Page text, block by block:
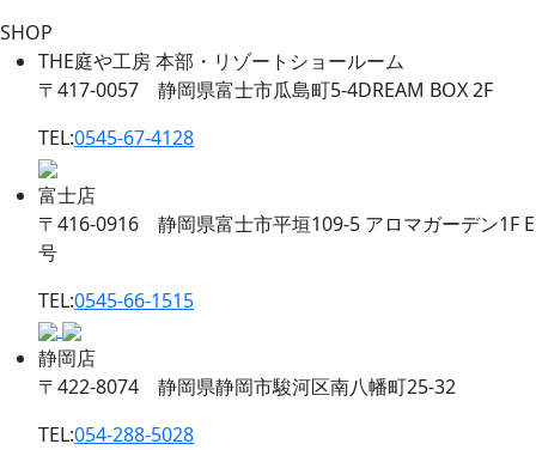
SHOP
THE庭や工房 本部・リゾートショールーム
〒417-0057 静岡県富士市瓜島町5-4DREAM BOX 2F
TEL:0545-67-4128
富士店
〒416-0916 静岡県富士市平垣109-5 アロマガーデン1F E
号
TEL:0545-66-1515
静岡店
〒422-8074 静岡県静岡市駿河区南八幡町25-32
TEL:054-288-5028